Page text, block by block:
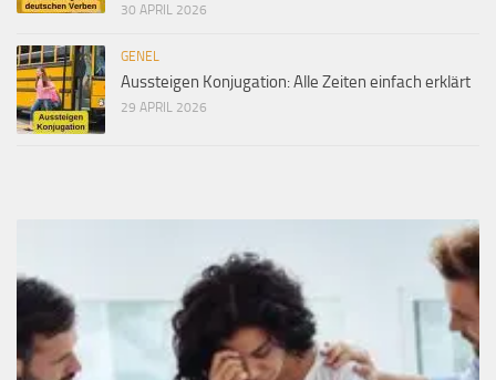
30 APRIL 2026
GENEL
Aussteigen Konjugation: Alle Zeiten einfach erklärt
29 APRIL 2026